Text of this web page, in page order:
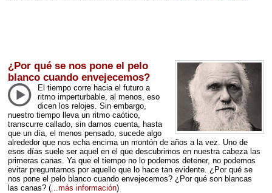
¿Por qué se nos pone el pelo
blanco cuando envejecemos?
El tiempo corre hacia el futuro a
ritmo imperturbable, al menos, eso
dicen los relojes. Sin embargo,
nuestro tiempo lleva un ritmo caótico,
transcurre callado, sin darnos cuenta, hasta
que un día, el menos pensado, sucede algo
alrededor que nos echa encima un montón de años a la vez. Uno de
esos días suele ser aquel en el que descubrimos en nuestra cabeza las
primeras canas. Ya que el tiempo no lo podemos detener, no podemos
evitar preguntarnos por aquello que lo hace tan evidente. ¿Por qué se
nos pone el pelo blanco cuando envejecemos? ¿Por qué son blancas
las canas? (...más información)